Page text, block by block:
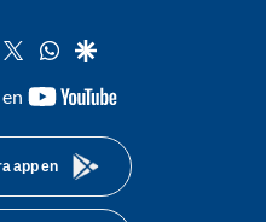
twitterwhatsapp
google
youtube-
app en